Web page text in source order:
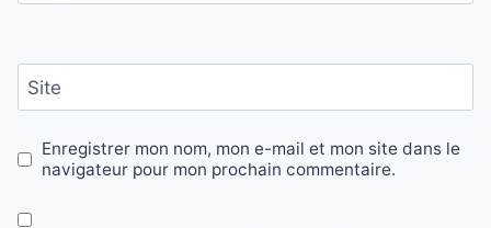
Site
Enregistrer mon nom, mon e-mail et mon site dans le
navigateur pour mon prochain commentaire.